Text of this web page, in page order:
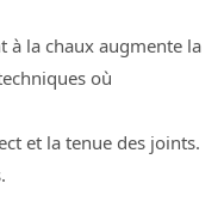
à la chaux augmente la
où
et la tenue des joints.